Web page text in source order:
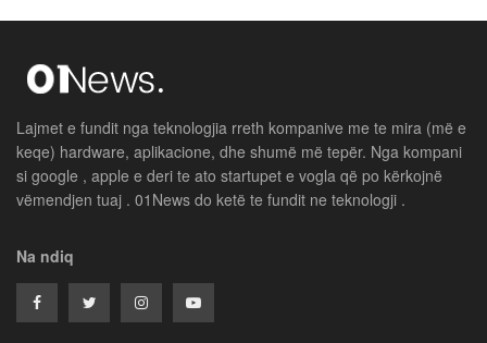
Lajmet e fundit nga teknologjia rreth kompanive me te mira (më e
keqe) hardware, aplikacione, dhe shumë më tepër. Nga kompani
si google , apple e deri te ato startupet e vogla që po kërkojnë
vëmendjen tuaj . 01News do ketë te fundit ne teknologji .
Na ndiq